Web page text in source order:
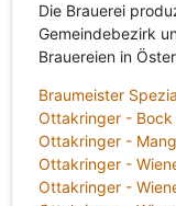
Die Brauerei
Gemeindebezirk
Brauereien in
Braumeister
Ottakringer - Bock
Ottakringer -
Ottakringer -
Ottakringer -